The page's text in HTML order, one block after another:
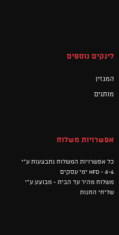
לינקים נוספים
המגזין
מותגים
אפשרויות משלוח
כל אפשרויות המשלוח נתבצעות ע"י
HFD - 4-6 ימי עסקים
משלוח מהיר עד הבית - מבוצע ע"י
שליחי החנות